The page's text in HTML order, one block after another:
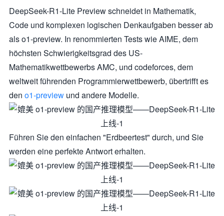
DeepSeek-R1-Lite Preview schneidet in Mathematik,
Code und komplexen logischen Denkaufgaben besser ab
als o1-preview. In renommierten Tests wie AIME, dem
höchsten Schwierigkeitsgrad des US-
Mathematikwettbewerbs AMC, und codeforces, dem
weltweit führenden Programmierwettbewerb, übertrifft es
den o1-preview und andere Modelle.
Führen Sie den einfachen "Erdbeertest" durch, und Sie
werden eine perfekte Antwort erhalten.